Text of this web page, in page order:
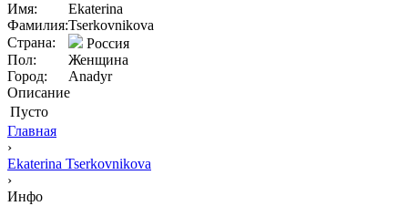
Имя:
Ekaterina
Фамилия:Tserkovnikova
Страна:
Россия
Пол:
Женщина
Город:
Anadyr
Описание
Пусто
Главная
›
Ekaterina Tserkovnikova
›
Инфо